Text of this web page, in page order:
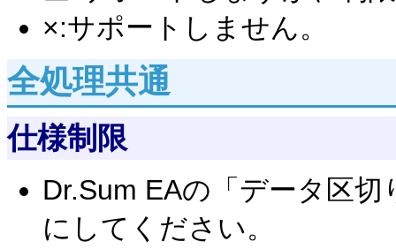
×:サポートしません。
全処理共通
仕様制限
Dr.Sum EAの「データ区
にしてください。